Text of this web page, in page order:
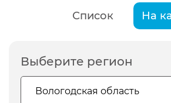
Список На
Выберите регион